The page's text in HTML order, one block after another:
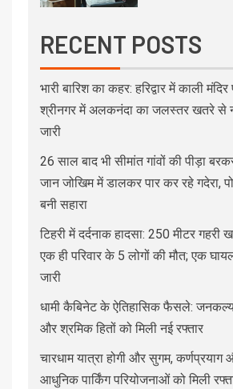
RECENT POSTS
भारी बारिश का कहर: हरिद्वार में काली मंदिर
श्रीनगर में अलकनंदा का जलस्तर खतरे से
जारी
26 साल बाद भी सीमांत गांवों की पीड़ा
जान जोखिम में डालकर पार कर रहे गदेरा,
बनी सहारा
टिहरी में दर्दनाक हादसा: 250 मीटर गहरी
एक ही परिवार के 5 लोगों की मौत; एक
जारी
धामी कैबिनेट के ऐतिहासिक फैसले:
और श्रमिक हितों को मिली नई रफ्तार
चारधाम यात्रा होगी और सुगम, कर्णप्रयाग
आधुनिक पार्किंग परियोजनाओं को मिली